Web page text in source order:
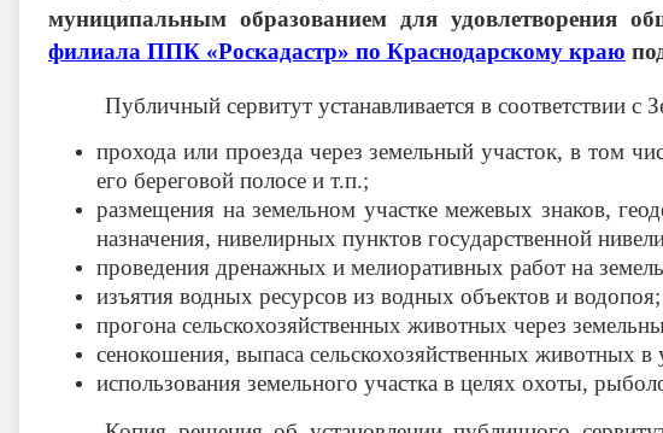
муниципальным образованием для удовлетворения
филиала ППК «Роскадастр» по Краснодарскому краю
Публичный сервитут устанавливается в
прохода или проезда через земельный участок, в том
его береговой полосе и т.п.;
размещения на земельном участке межевых знаков,
назначения, нивелирных пунктов государственной
проведения дренажных и мелиоративных работ на
изъятия водных ресурсов из водных объектов и водопоя;
прогона сельскохозяйственных животных через
сенокошения, выпаса сельскохозяйственных животных в
использования земельного участка в целях охоты,